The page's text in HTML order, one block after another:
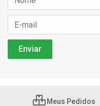
Meus Pedidos